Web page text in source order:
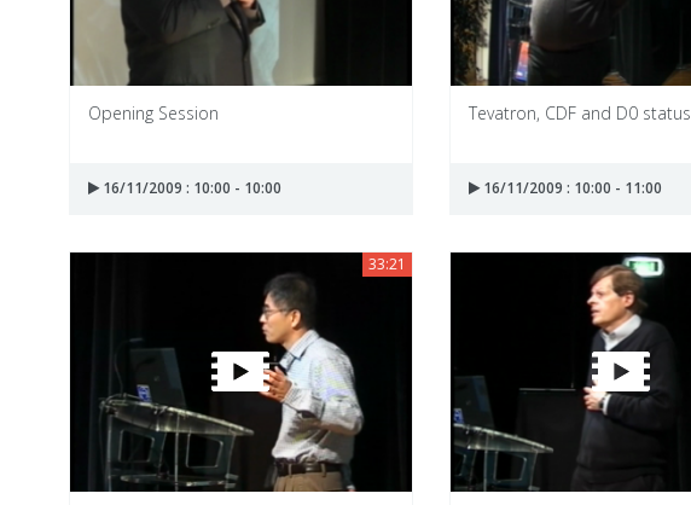
Opening Session
16/11/2009 : 10:00 - 10:00
Tevatron, CDF and D0 status
16/11/2009 : 10:00 - 11:00
33:21